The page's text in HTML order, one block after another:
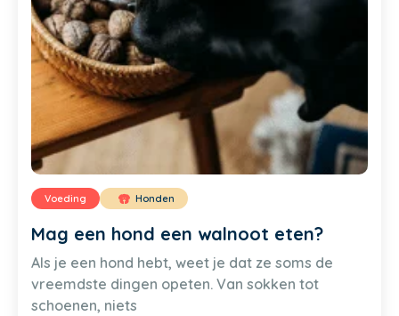
Voeding Honden
Mag een hond een walnoot eten?
Als je een hond hebt, weet je dat ze soms de
vreemdste dingen opeten. Van sokken tot
schoenen, niets